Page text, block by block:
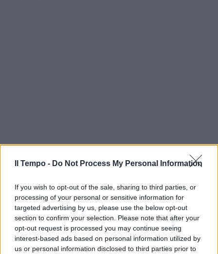
Il Tempo - Do Not Process My Personal Information
If you wish to opt-out of the sale, sharing to third parties, or
processing of your personal or sensitive information for
targeted advertising by us, please use the below opt-out
section to confirm your selection. Please note that after your
opt-out request is processed you may continue seeing
interest-based ads based on personal information utilized by
us or personal information disclosed to third parties prior to